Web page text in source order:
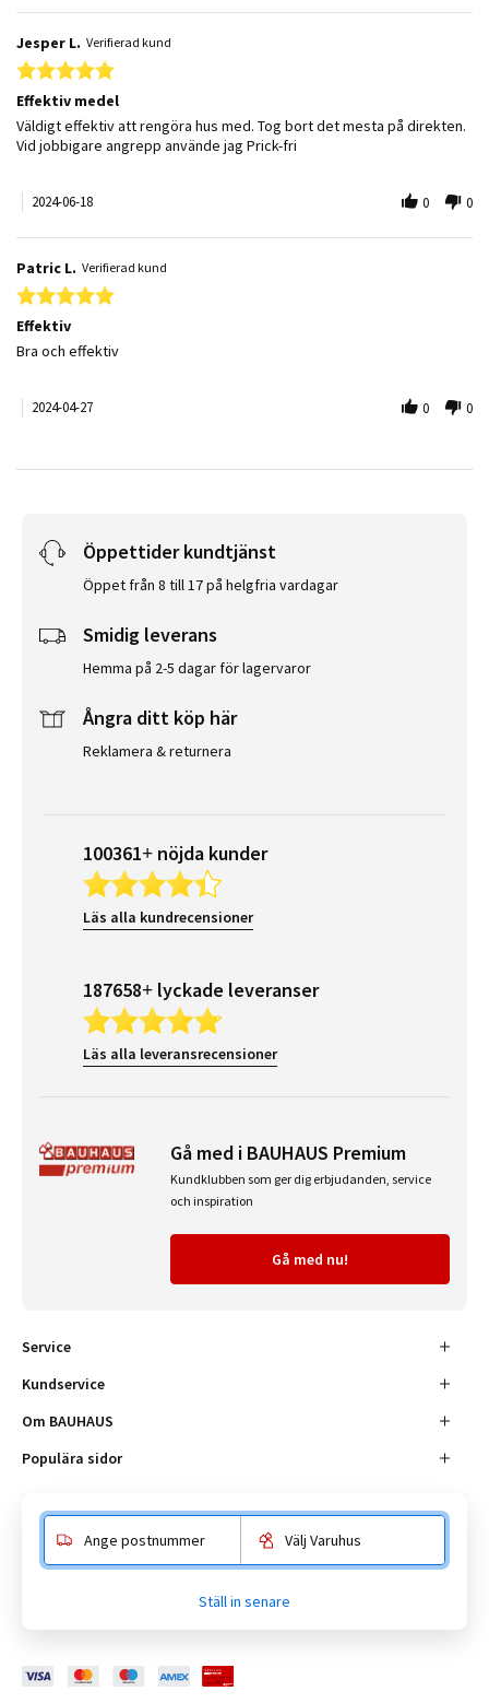
Jesper L. Verifierad kund
5.0 star rating
Effektiv medel
Review by Jesper L. on 18 Jun 2024
review stating Effektiv medel
Väldigt effektiv att rengöra hus med. Tog bort det mesta på direkten.
Vid jobbigare angrepp använde jag Prick-fri
2024-06-18 0 0
Patric L. Verifierad kund
5.0 star rating
Effektiv
Review by Patric L. on 27 Apr 2024
review stating Effektiv
Bra och effektiv
2024-04-27 0 0
Öppettider kundtjänst
Öppet från 8 till 17 på helgfria vardagar
Smidig leverans
Hemma på 2-5 dagar för lagervaror
Ångra ditt köp här
Reklamera & returnera
100361+ nöjda kunder
Läs alla kundrecensioner
187658+ lyckade leveranser
Läs alla leveransrecensioner
Gå med i BAUHAUS Premium
Kundklubben som ger dig erbjudanden, service
och inspiration
Gå med nu!
Service
Kundservice
Om BAUHAUS
Populära sidor
Enköpingsvägen 41, 177 38 Järfälla.
Ange postnummer Välj Varuhus
Ställ in senare